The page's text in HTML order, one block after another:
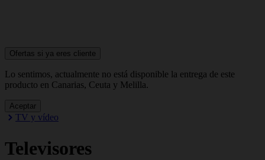
Ofertas si ya eres cliente
Lo sentimos, actualmente no está disponible la entrega de este
producto en Canarias, Ceuta y Melilla.
Aceptar
TV y vídeo
Televisores